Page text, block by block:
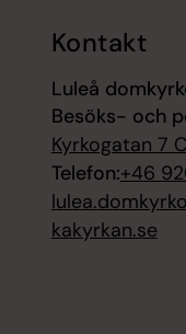
Kontakt
Luleå
Besöks- och
Kyrkogatan 7
Telefon:+46
kakyrkan.se